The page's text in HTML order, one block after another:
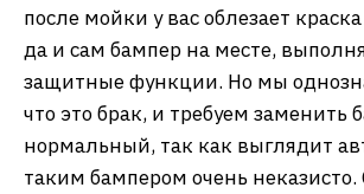
после мойки у вас облезает
да и сам бампер на месте,
защитные функции. Но мы
что это брак, и требуем заменить
нормальный, так как выглядит
таким бампером очень неказисто.